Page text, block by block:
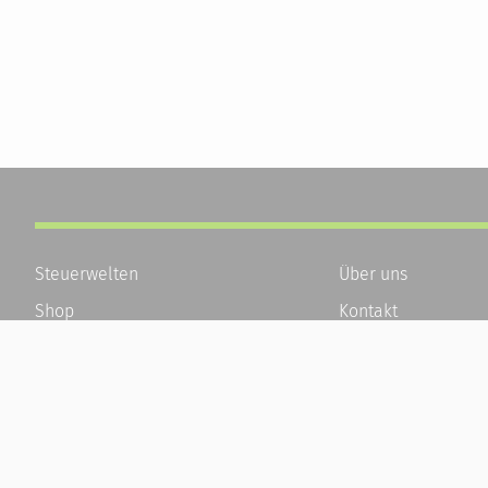
Steuerwelten
Shop
Über uns
Kontakt